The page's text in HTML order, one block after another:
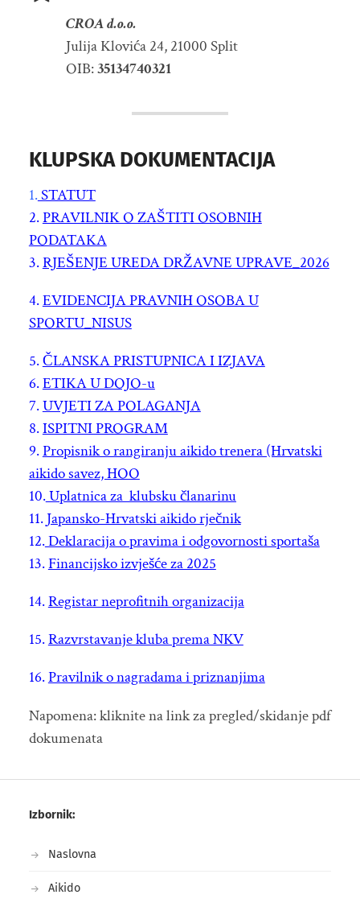
CROA d.o.o.
Julija Klovića 24, 21000 Split
OIB:35134740321
KLUPSKA DOKUMENTACIJA
1.STATUT
2.PRAVILNIK O ZAŠTITI OSOBNIH
PODATAKA
3.RJEŠENJE UREDA DRŽAVNE UPRAVE_2026
4.EVIDENCIJA PRAVNIH OSOBA U
SPORTU_NISUS
5.ČLANSKA PRISTUPNICA I IZJAVA
6.ETIKA U DOJO-u
7.UVJETI ZA POLAGANJA
8.ISPITNI PROGRAM
9.Propisnik o rangiranju aikido trenera (Hrvatski
aikido savez, HOO
10.Uplatnica za klubsku članarinu
11. Japansko-Hrvatski aikido rječnik
12.Deklaracija o pravima i odgovornosti sportaša
13.Financijsko izvješće za 2025
14.Registar neprofitnih organizacija
15.Razvrstavanje kluba prema NKV
16.Pravilnik o nagradama i priznanjima
Napomena: kliknite na link za pregled/skidanje pdf
dokumenata
Izbornik:
Naslovna
Aikido